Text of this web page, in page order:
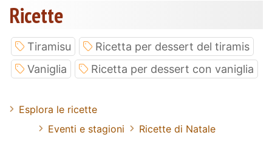
Ricette
Tiramisu
Ricetta per dessert del tiramis
Vaniglia
Ricetta per dessert con vaniglia
Esplora le ricette
Eventi e stagioni
Ricette di Natale